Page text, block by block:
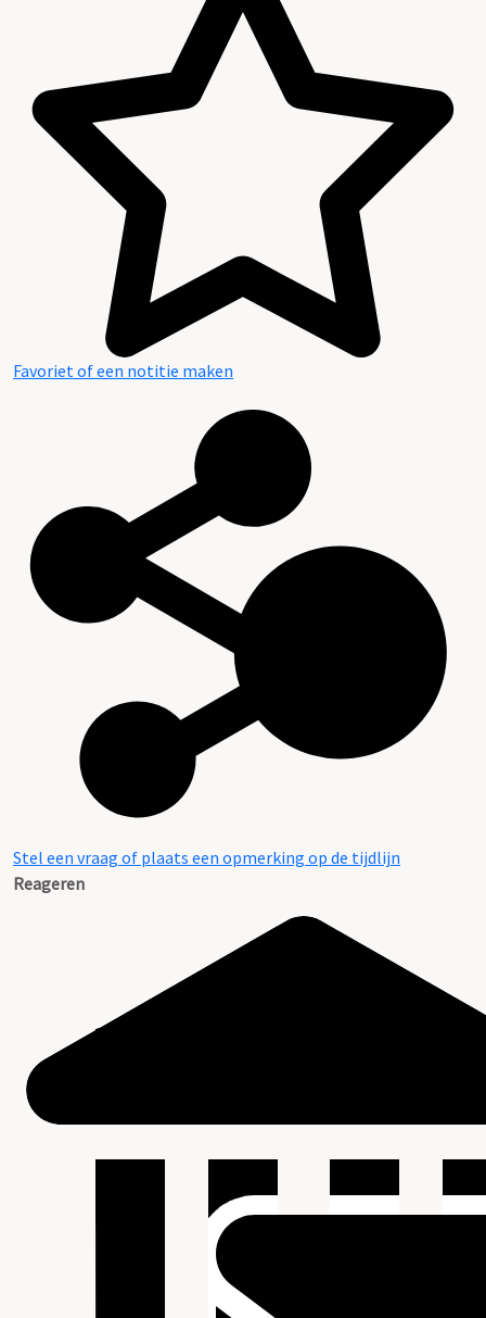
Favoriet of een notitie maken
Stel een vraag of plaats een opmerking op de tijdlijn
Reageren